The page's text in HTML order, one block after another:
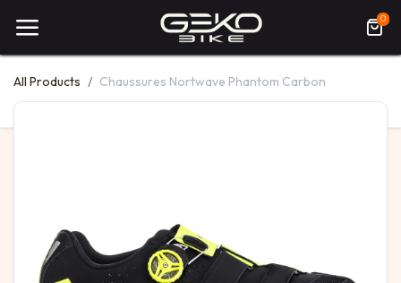
0
All Products Chaussures Nortwave Phantom Carbon